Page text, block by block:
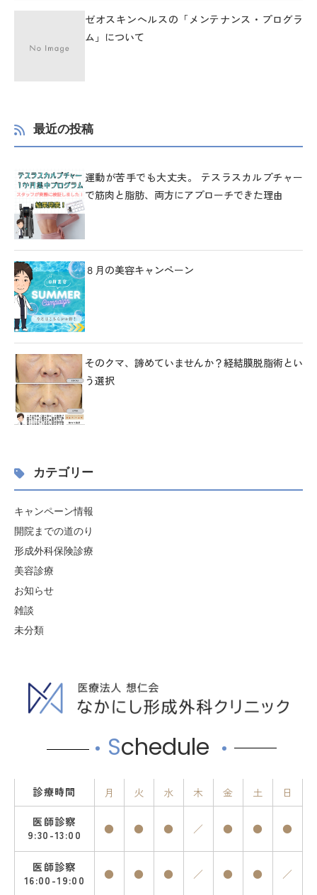
ゼオスキンヘルスの「メンテナンス・プログラ
ム」について
最近の投稿
運動が苦手でも大丈夫。 テスラスカルプチャー
で筋肉と脂肪、両方にアプローチできた理由
８月の美容キャンペーン
そのクマ、諦めていませんか？経結膜脱脂術とい
う選択
カテゴリー
キャンペーン情報
開院までの道のり
形成外科保険診療
美容診療
お知らせ
雑談
未分類
Schedule
診療時間 月 火 水 木 金 土 日
医師診察
9:30-13:00
● ● ● ／ ● ● ●
医師診察
16:00-19:00
● ● ● ／ ● ● ／